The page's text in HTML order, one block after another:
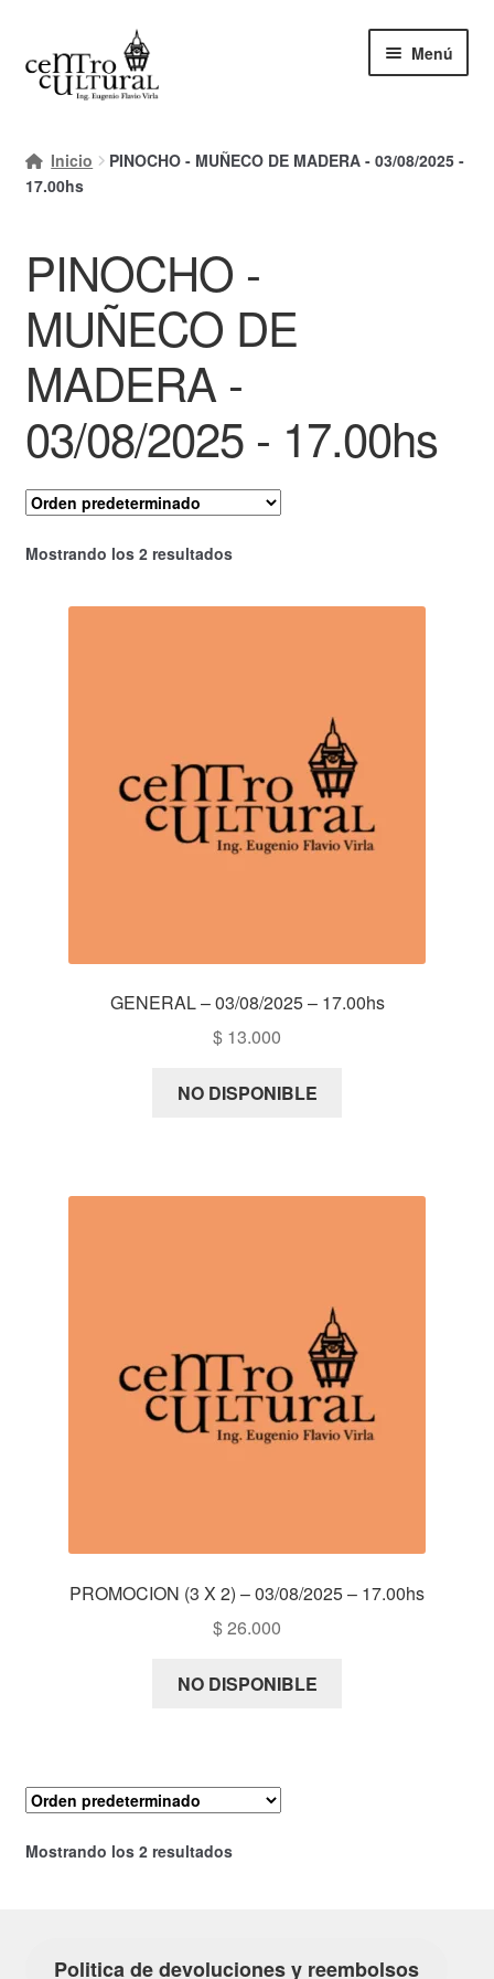
a
al
contenido
Menú
Mi cuenta
Finalizar compra
Ayuda Rapida
Inicio
PINOCHO - MUÑECO DE MADERA - 03/08/2025 -
17.00hs
PINOCHO -
MUÑECO DE
MADERA -
03/08/2025 - 17.00hs
Mostrando los 2 resultados
GENERAL – 03/08/2025 – 17.00hs
$ 13.000
NO DISPONIBLE
PROMOCION (3 X 2) – 03/08/2025 – 17.00hs
$26.000
NO DISPONIBLE
Mostrando los 2 resultados
Politica de devoluciones y reembolsos